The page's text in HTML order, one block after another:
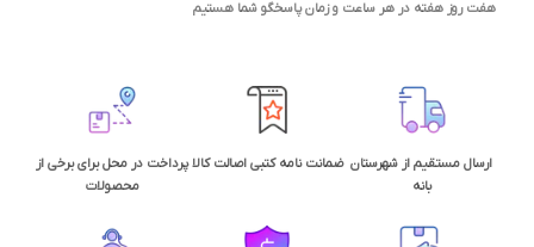
هفت روز هفته در هر ساعت و زمان پاسخگو شما هستیم
ارسال مستقیم از شهرستان
بانه
ضمانت نامه کتبی اصالت کالاپرداخت در محل برای برخی از
محصولات